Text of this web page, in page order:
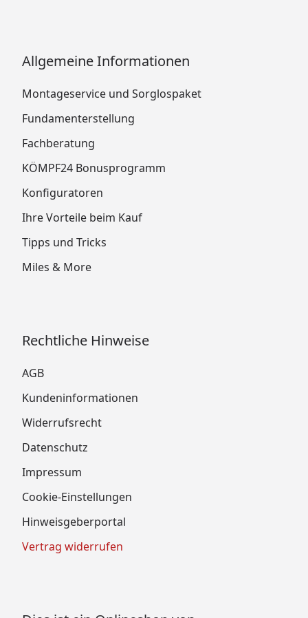
Allgemeine Informationen
Montageservice und Sorglospaket
Fundamenterstellung
Fachberatung
KÖMPF24 Bonusprogramm
Konfiguratoren
Ihre Vorteile beim Kauf
Tipps und Tricks
Miles & More
Rechtliche Hinweise
AGB
Kundeninformationen
Widerrufsrecht
Datenschutz
Impressum
Cookie-Einstellungen
Hinweisgeberportal
Vertrag widerrufen